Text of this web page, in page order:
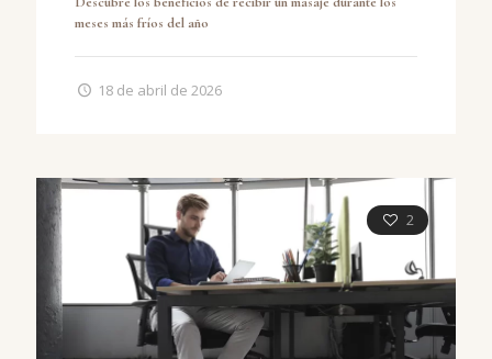
meses más fríos del año
18 de abril de 2026
2